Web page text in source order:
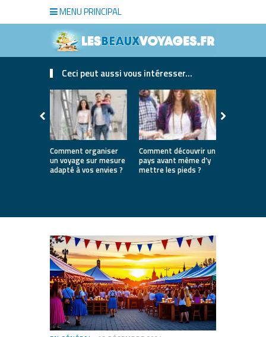
MENU PRINCIPAL
Ceci peut aussi vous intéresser...
Comment organiser
un voyage sur mesure
adapté à vos envies ?
Comment découvrir un
pays avant même d’y
mettre les pieds ?